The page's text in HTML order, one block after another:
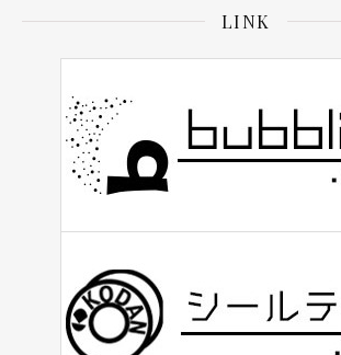
LINK